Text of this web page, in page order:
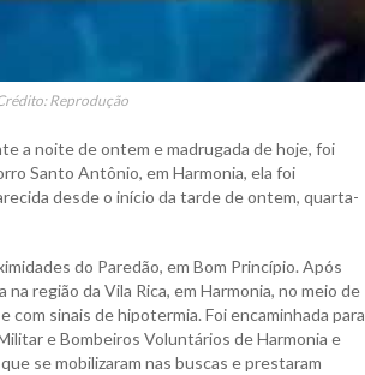
Reprodução
a noite de ontem e madrugada de hoje, foi
Santo Antônio, em Harmonia, ela foi
desde o início da tarde de ontem, quarta-
do Paredão, em Bom Princípio. Após
região da Vila Rica, em Harmonia, no meio de
sinais de hipotermia. Foi encaminhada para
e Bombeiros Voluntários de Harmonia e
se mobilizaram nas buscas e prestaram